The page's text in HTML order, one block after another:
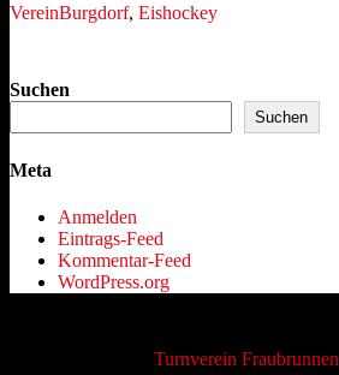
Kategorien
VereinSchlagworte
Burgdorf, Eishockey
Suchen
Suchen
Meta
Anmelden
Eintrags-Feed
Kommentar-Feed
WordPress.org
Turnverein Fraubrunnen